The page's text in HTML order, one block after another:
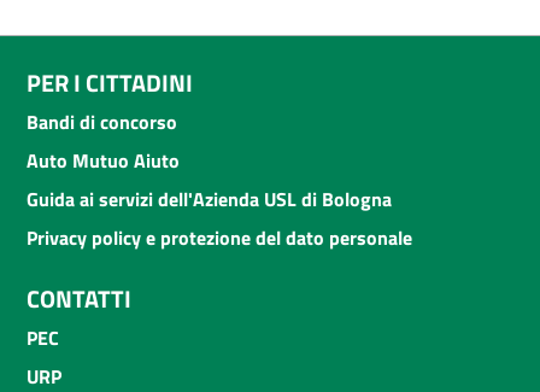
PER I CITTADINI
Bandi di concorso
Auto Mutuo Aiuto
Guida ai servizi dell'Azienda USL di Bologna
Privacy policy e protezione del dato personale
CONTATTI
PEC
URP